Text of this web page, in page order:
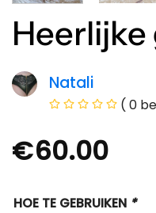
Natali
( 0
€60.00
HOE TE GEBRUIKEN *